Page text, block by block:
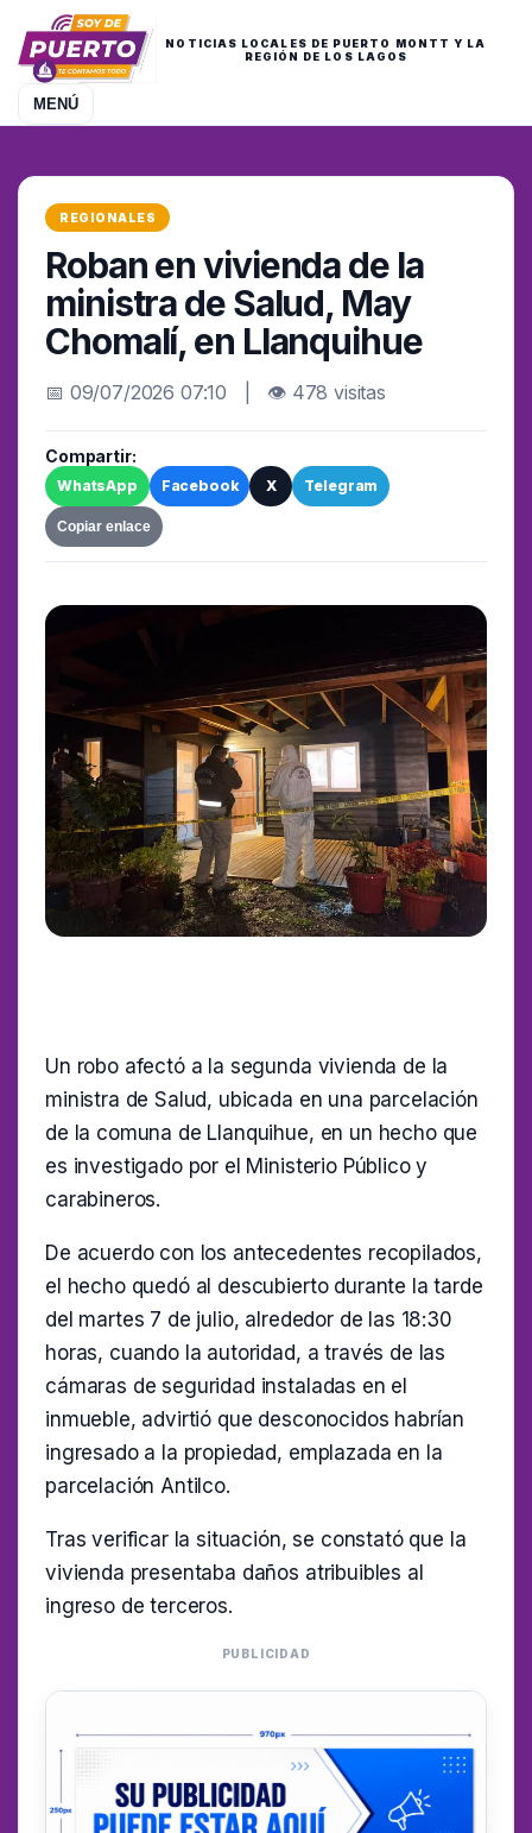
NOTICIAS LOCALES DE PUERTO MONTT Y LA
REGIÓN DE LOS LAGOS
MENÚ
REGIONALES
Roban en vivienda de la
ministra de Salud, May
Chomalí, en Llanquihue
📅 09/07/2026 07:10 | 👁 478 visitas
Compartir:
WhatsApp Facebook X Telegram
Copiar enlace
Un robo afectó a la segunda vivienda de la
ministra de Salud, ubicada en una parcelación
de la comuna de Llanquihue, en un hecho que
es investigado por el Ministerio Público y
carabineros.
De acuerdo con los antecedentes recopilados,
el hecho quedó al descubierto durante la tarde
del martes 7 de julio, alrededor de las 18:30
horas, cuando la autoridad, a través de las
cámaras de seguridad instaladas en el
inmueble, advirtió que desconocidos habrían
ingresado a la propiedad, emplazada en la
parcelación Antilco.
Tras verificar la situación, se constató que la
vivienda presentaba daños atribuibles al
ingreso de terceros.
PUBLICIDAD